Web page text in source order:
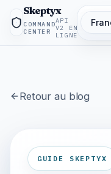
Skeptyx
COMMAND
CENTER
API
V2 EN
LIGNE
Retour au blog
GUIDE SKEPTYX